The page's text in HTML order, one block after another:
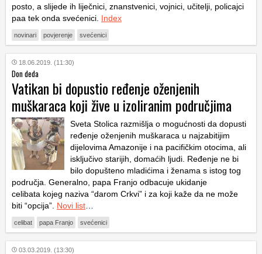
posto, a slijede ih liječnici, znanstvenici, vojnici, učitelji, policajci
paa tek onda svećenici. Index
novinari povjerenje svećenici
18.06.2019. (11:30)
Don deda
Vatikan bi dopustio ređenje oženjenih
muškaraca koji žive u izoliranim područjima
Sveta Stolica razmišlja o mogućnosti da dopusti
ređenje oženjenih muškaraca u najzabitijim
dijelovima Amazonije i na pacifičkim otocima, ali
isključivo starijih, domaćih ljudi. Ređenje ne bi
bilo dopušteno mladićima i ženama s istog tog
područja. Generalno, papa Franjo odbacuje ukidanje
celibata kojeg naziva “darom Crkvi” i za koji kaže da ne može
biti “opcija”. Novi list
celibat papa Franjo svećenici
03.03.2019. (13:30)